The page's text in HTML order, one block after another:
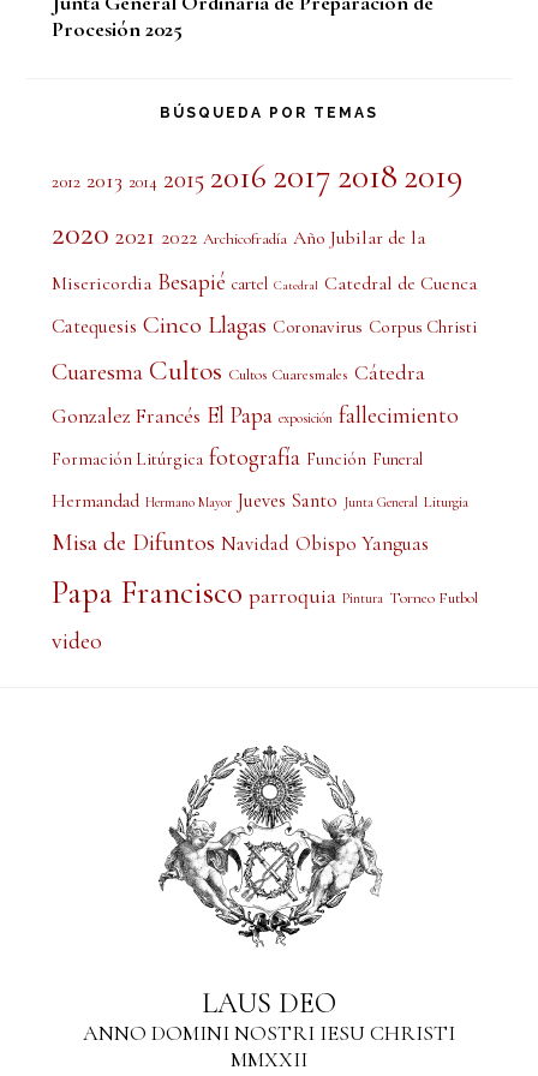
Procesión 2025
BÚSQUEDA POR TEMAS
2012 2013 2014 2015 2016 2017 2018 2019
2020 2021 2022 Archicofradía Año Jubilar de la
Misericordia Besapié cartel Catedral Catedral de Cuenca
Catequesis Cinco Llagas Coronavirus Corpus Christi
Cuaresma Cultos Cultos Cuaresmales Cátedra
Gonzalez Francés El Papa exposición fallecimiento
Formación Litúrgica fotografía Función Funeral
Hermandad Hermano Mayor Jueves Santo Junta General Liturgia
Misa de Difuntos Navidad Obispo Yanguas
Papa Francisco parroquia Pintura Torneo Futbol
video
LAUS DEO
ANNO DOMINI NOSTRI IESU CHRISTI
MMXXII